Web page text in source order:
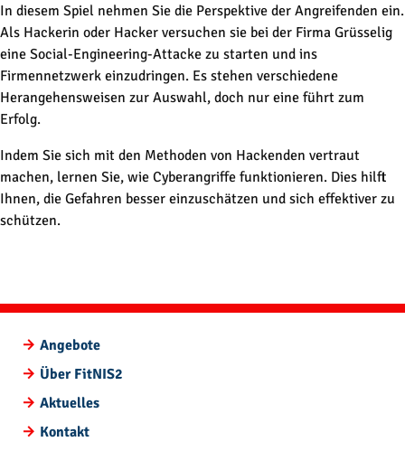
Direkt zum Inhalt wechseln
In diesem Spiel nehmen Sie die Perspektive der Angreifenden ein.
Als Hackerin oder Hacker versuchen sie bei der Firma Grüsselig
eine Social-Engineering-Attacke zu starten und ins
Firmennetzwerk einzudringen. Es stehen verschiedene
Herangehensweisen zur Auswahl, doch nur eine führt zum
Erfolg.
Indem Sie sich mit den Methoden von Hackenden vertraut
machen, lernen Sie, wie Cyberangriffe funktionieren. Dies hilft
Ihnen, die Gefahren besser einzuschätzen und sich effektiver zu
schützen.
Angebote
Über FitNIS2
Aktuelles
Kontakt